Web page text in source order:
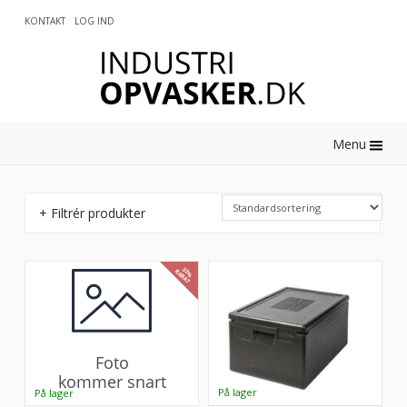
KONTAKT LOG IND
Menu
+ Filtrér produkter
33%
RABAT